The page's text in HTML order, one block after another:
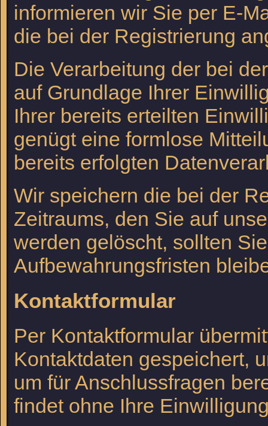
informieren wir Sie per E-
die bei der Registrierung
Die Verarbeitung der bei
auf Grundlage Ihrer
Ihrer bereits erteilten
genügt eine formlose
bereits erfolgten
Wir speichern die bei der
Zeitraums, den Sie auf
werden gelöscht, sollten
Aufbewahrungsfristen
Kontaktformular
Per Kontaktformular
Kontaktdaten gespeichert,
um für Anschlussfragen
findet ohne Ihre